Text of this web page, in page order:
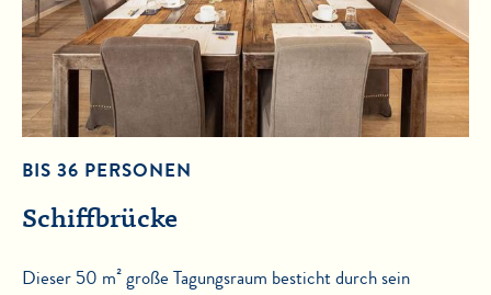
BIS 36 PERSONEN
Schiffbrücke
Dieser 50 m² große Tagungsraum besticht durch sein